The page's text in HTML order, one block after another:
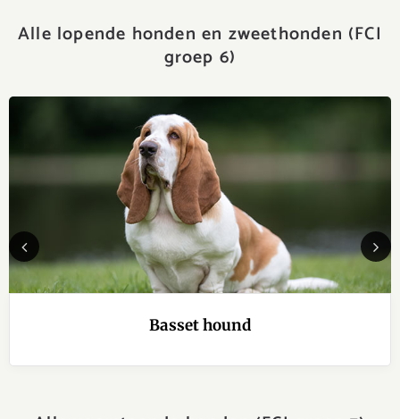
Alle lopende honden en zweethonden (FCI
groep 6)
Previous
Basset hound
Next